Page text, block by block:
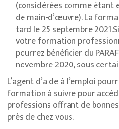
(considérées comme étant
de main-d’œuvre). La
tard le 25 septembre
votre formation
pourrez bénéficier du
novembre 2020, sous
L’agent d’aide à l’emploi
formation à suivre pour
professions offrant de
près de chez vous.